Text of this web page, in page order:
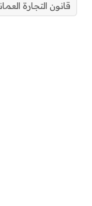
قانون التجارة